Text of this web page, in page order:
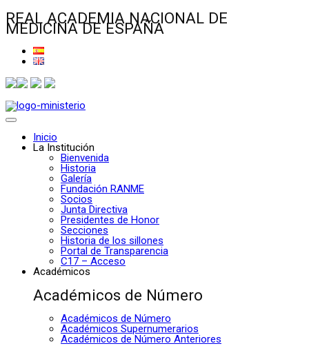
REAL ACADEMIA NACIONAL DE
MEDICINA DE ESPAÑA
Inicio
La Institución
Bienvenida
Historia
Galería
Fundación RANME
Socios
Junta Directiva
Presidentes de Honor
Secciones
Historia de los sillones
Portal de Transparencia
C17 – Acceso
Académicos
Académicos de Número
Académicos de Número
Académicos Supernumerarios
Académicos de Número Anteriores